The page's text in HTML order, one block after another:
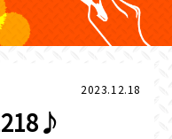
2023.12.18